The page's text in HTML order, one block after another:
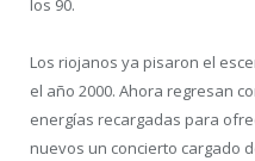
los 90.
Los riojanos ya pisaron el
el año 2000. Ahora regresan
energías recargadas para
nuevos un concierto cargado